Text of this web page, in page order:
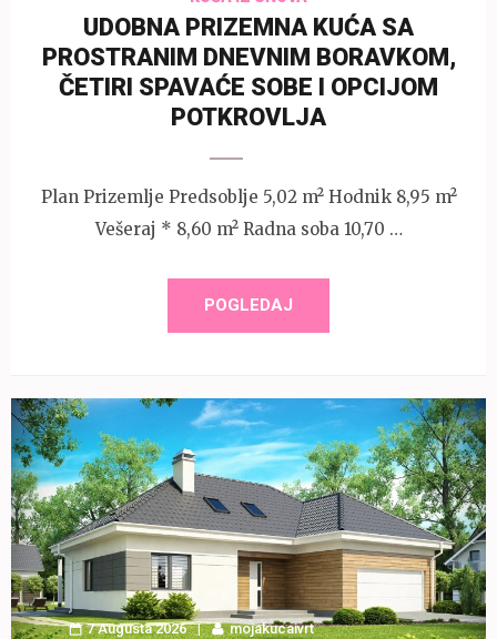
UDOBNA PRIZEMNA KUĆA SA
PROSTRANIM DNEVNIM BORAVKOM,
ČETIRI SPAVAĆE SOBE I OPCIJOM
POTKROVLJA
Plan Prizemlje Predsoblje 5,02 m² Hodnik 8,95 m²
Vešeraj * 8,60 m² Radna soba 10,70 …
POGLEDAJ
7 Augusta 2026 mojakucaivrt